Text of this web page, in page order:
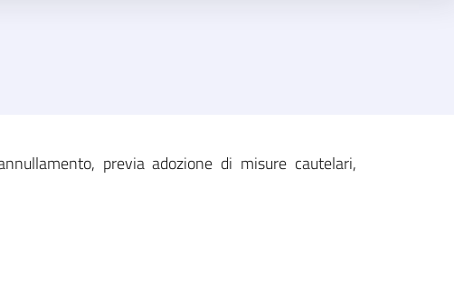
previa adozione di misure cautelari,